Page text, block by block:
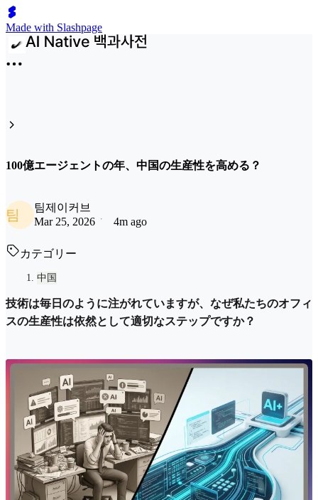
Made with Slashpage
100億エージェントの年、中国の生産性を高める？
팀
팀제이커브
Mar 25, 2026
4m ago
カテゴリー
中国
技術は毎日のように注がれていますが、なぜ私たちのオフィ
スの生産性は依然として適切なステップですか？